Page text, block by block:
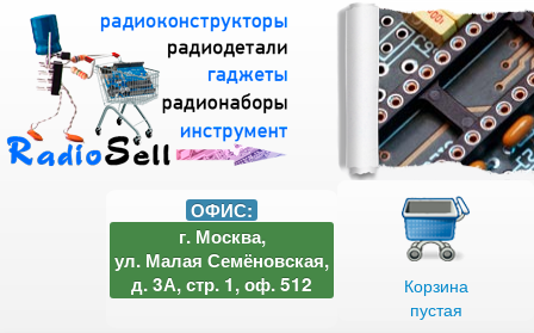
Корзина
пустая
ОФИС:
г. Москва,
ул. Малая Семёновская,
д. 3А, стр. 1, оф. 512